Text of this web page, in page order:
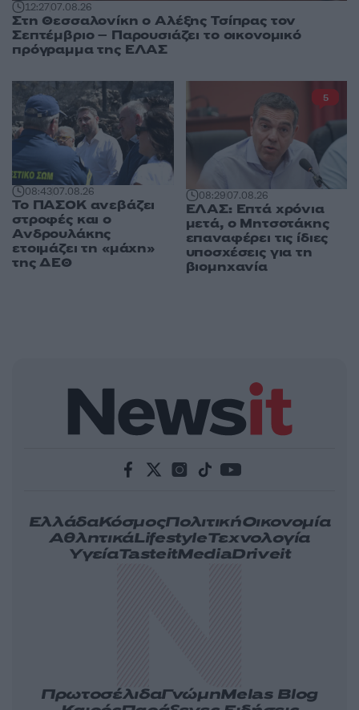
12:2707.08.26
Στη Θεσσαλονίκη ο Αλέξης Τσίπρας τον
Σεπτέμβριο – Παρουσιάζει το οικονομικό
πρόγραμμα της ΕΛΑΣ
08:4307.08.26
Το ΠΑΣΟΚ ανεβάζει
στροφές και ο
Ανδρουλάκης
ετοιμάζει τη «μάχη»
της ΔΕΘ
08:2907.08.26
ΕΛΑΣ: Επτά χρόνια
μετά, ο Μητσοτάκης
επαναφέρει τις ίδιες
υποσχέσεις για τη
βιομηχανία
5
ΕλλάδαΚόσμοςΠολιτικήΟικονομία
ΑθλητικάLifestyleΤεχνολογία
ΥγείαTasteitMediaDriveit
ΠρωτοσέλιδαΓνώμηMelas Blog